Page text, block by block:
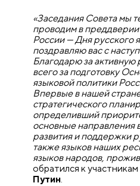
«Заседания Совета мы
проводим в
России — Дня русского
поздравляю вас с
Благодарю за активную
всего за подготовку
языковой политики
Впервые в нашей
стратегического
определивший
основные направления
развития и поддержки
также языков наших
языков народов,
обратился к участникам
Путин.